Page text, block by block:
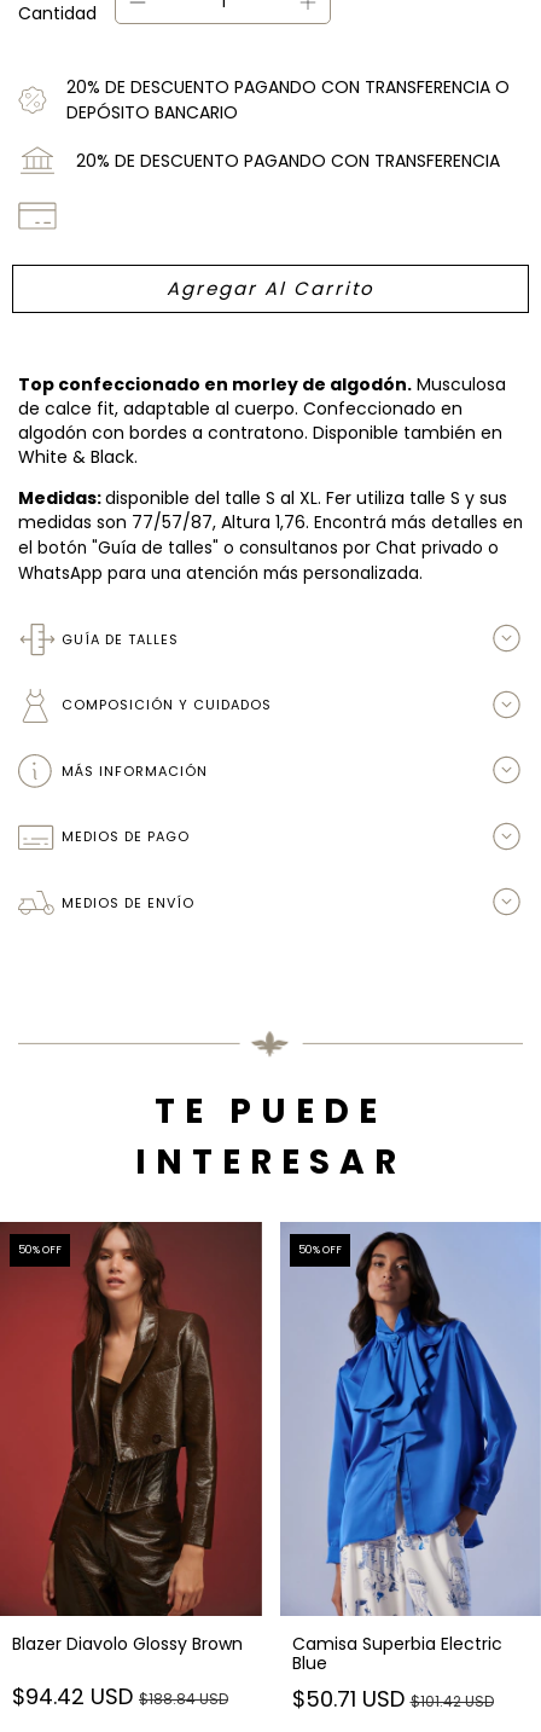
Cantidad
20% DE DESCUENTO PAGANDO CON TRANSFERENCIA O
DEPÓSITO BANCARIO
20% DE DESCUENTO PAGANDO CON TRANSFERENCIA
Top confeccionado en morley de algodón. Musculosa
de calce fit, adaptable al cuerpo. Confeccionado en
algodón con bordes a contratono. Disponible también en
White & Black.
Medidas:disponible del talle S al XL. Fer utiliza talle S y sus
medidas son 77/57/87, Altura 1,76. Encontrá más detalles en
el botón "Guía de talles" o consultanos por Chat privado o
WhatsApp para una atención más personalizada.
GUÍA DE TALLES
COMPOSICIÓN Y CUIDADOS
MÁS INFORMACIÓN
MEDIOS DE PAGO
MEDIOS DE ENVÍO
TE PUEDE
INTERESAR
50% OFF
Blazer Diavolo Glossy Brown
$94.42 USD $188.84 USD
50% OFF
Camisa Superbia Electric
Blue
$50.71 USD$101.42 USD